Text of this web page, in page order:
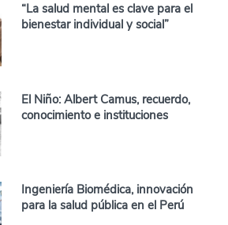
“La salud mental es clave para el
bienestar individual y social”
El Niño: Albert Camus, recuerdo,
conocimiento e instituciones
Ingeniería Biomédica, innovación
para la salud pública en el Perú